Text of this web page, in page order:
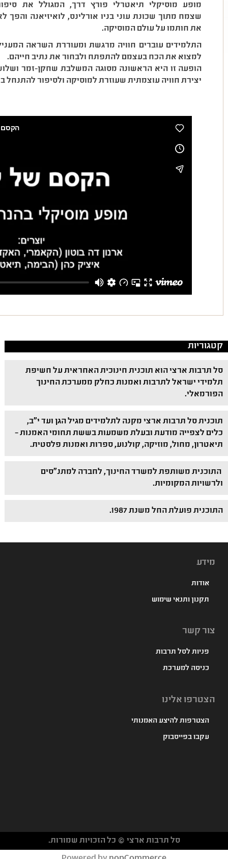
מופע מוסיקלי תיאטרלי פורץ דרך, המגולל את
שצמח מתוך שכונת עוני בניו אורלינס, לואיזיאנה והפך
את חותמו על עולם המוסיקה.
התלמידים עוברים חוויה מרגשת ומעוררת השראה
למצוא את הכח בעצמם להתפתח ולבחור את נתיב חייהם.
הופעה זו היא הראשונה מסוגה המשלבת שחקן-זמר
יצירת חוויה עוצמתית שעוזרת למוסיקה ולסיפור להתנחל
קטגוריות
סל תרבות ארצי הוא תוכנית חינוכית האחראית על חשיפת
תלמידי ישראל לתרבות ואמנות כחלק ממערכת החינוך
הפורמאלי.
תוכנית סל תרבות ארצי מקנה לתלמידים מגיל הגן ועד י"ב,
כלים לצפייה מודעת ובעלת משמעות בששת תחומי האמנות –
תיאטרון, מחול, מוזיקה, קולנוע, ספרות ואמנות פלסטית.
התוכנית משותפת למשרד החינוך, לחברה למתנ"סים
ולרשויות המקומיות.
התוכנית פועלת החל משנת 1987.
מידע
אודות
תקנון ותנאי שימוש
צור קשר
פניות לסל תרבות
כניסה למערכת
הצטרפו אלינו
הצטרפות להיצע האמנותי
עקבו בפייסבוק
סל תרבות ארצי © כל הזכויות שמורות.